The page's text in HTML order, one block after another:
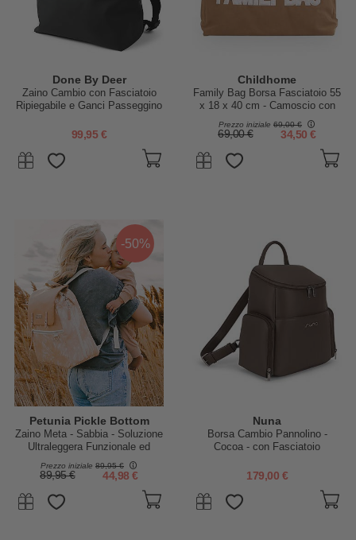
Done By Deer
Zaino Cambio con Fasciatoio
Ripiegabile e Ganci Passeggino
Plastica Riciclata
99,95 €
Childhome
Family Bag Borsa Fasciatoio 55
x 18 x 40 cm - Camoscio con
Dettagli Teddy - Include
Materassino per il Cambio!
Prezzo iniziale 69,00 €
69,00 € 34,50 €
-50%
Petunia Pickle Bottom
Zaino Meta - Sabbia - Soluzione
Ultraleggera Funzionale ed
Elegante per Te e il tuo
Bambino!
Prezzo iniziale 89,95 €
89,95 € 44,98 €
Nuna
Borsa Cambio Pannolino -
Cocoa - con Fasciatoio
179,00 €